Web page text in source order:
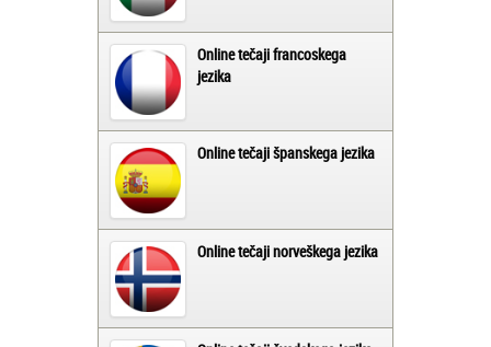
Online tečaji francoskega
jezika
Online tečaji španskega jezika
Online tečaji norveškega jezika